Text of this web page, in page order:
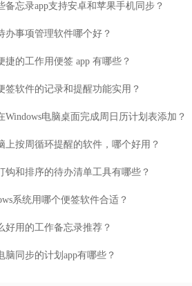
备忘录app支持安卓和苹果手机同步？
办事项管理软件哪个好？
捷的工作用便签 app 有哪些？
签软件的记录和提醒功能实用？
Windows电脑桌面完成周日历计划表添加？
上按周循环提醒的软件，哪个好用？
钩和排序的待办清单工具有哪些？
系统用哪个便签软件合适？
好用的工作备忘录推荐？
脑同步的计划app有哪些？